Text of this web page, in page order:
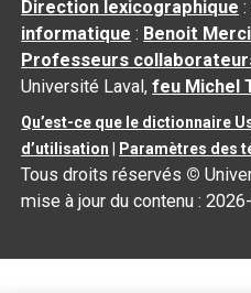
Direction lexicographique :
informatique : Benoit
Professeurs
Université Laval,feu Michel
Qu’est-ce que le dictionnaire
d’utilisation
Paramètres des
Tous droits réservés ©
mise à jour du contenu :